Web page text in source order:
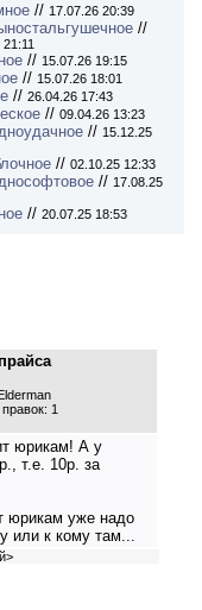
// 17.07.26 20:39
//
// 15.07.26 19:15
// 15.07.26 18:01
// 26.04.26 17:43
// 09.04.26 13:23
// 15.12.25
// 02.10.25 12:33
// 17.08.25
// 20.07.25 18:53
1
юрикам! А у
т.е. 10р. за
юрикам уже надо
или к кому там...
>